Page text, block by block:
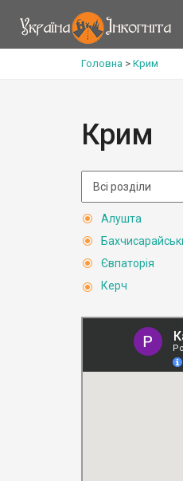
Головна > Крим
Крим
Алушта
Євпаторія
Керч